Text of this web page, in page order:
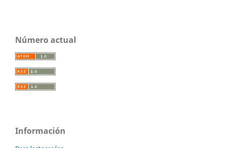
Número actual
Información